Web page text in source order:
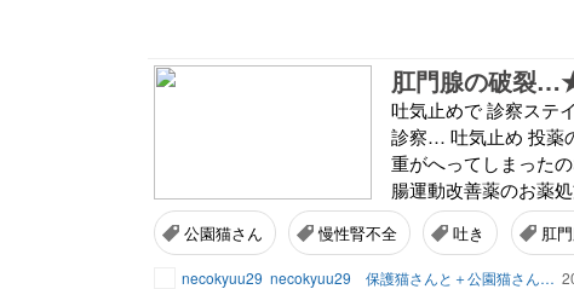
肛門腺の破裂
吐気止めで 診察ステ
診察… 吐気止め 投薬
重がへってしまった
腸運動改善薬のお薬
公園猫さん 慢性腎不全 吐き 肛
necokyuu29 necokyuu29 保護猫さんと＋公園猫さん…